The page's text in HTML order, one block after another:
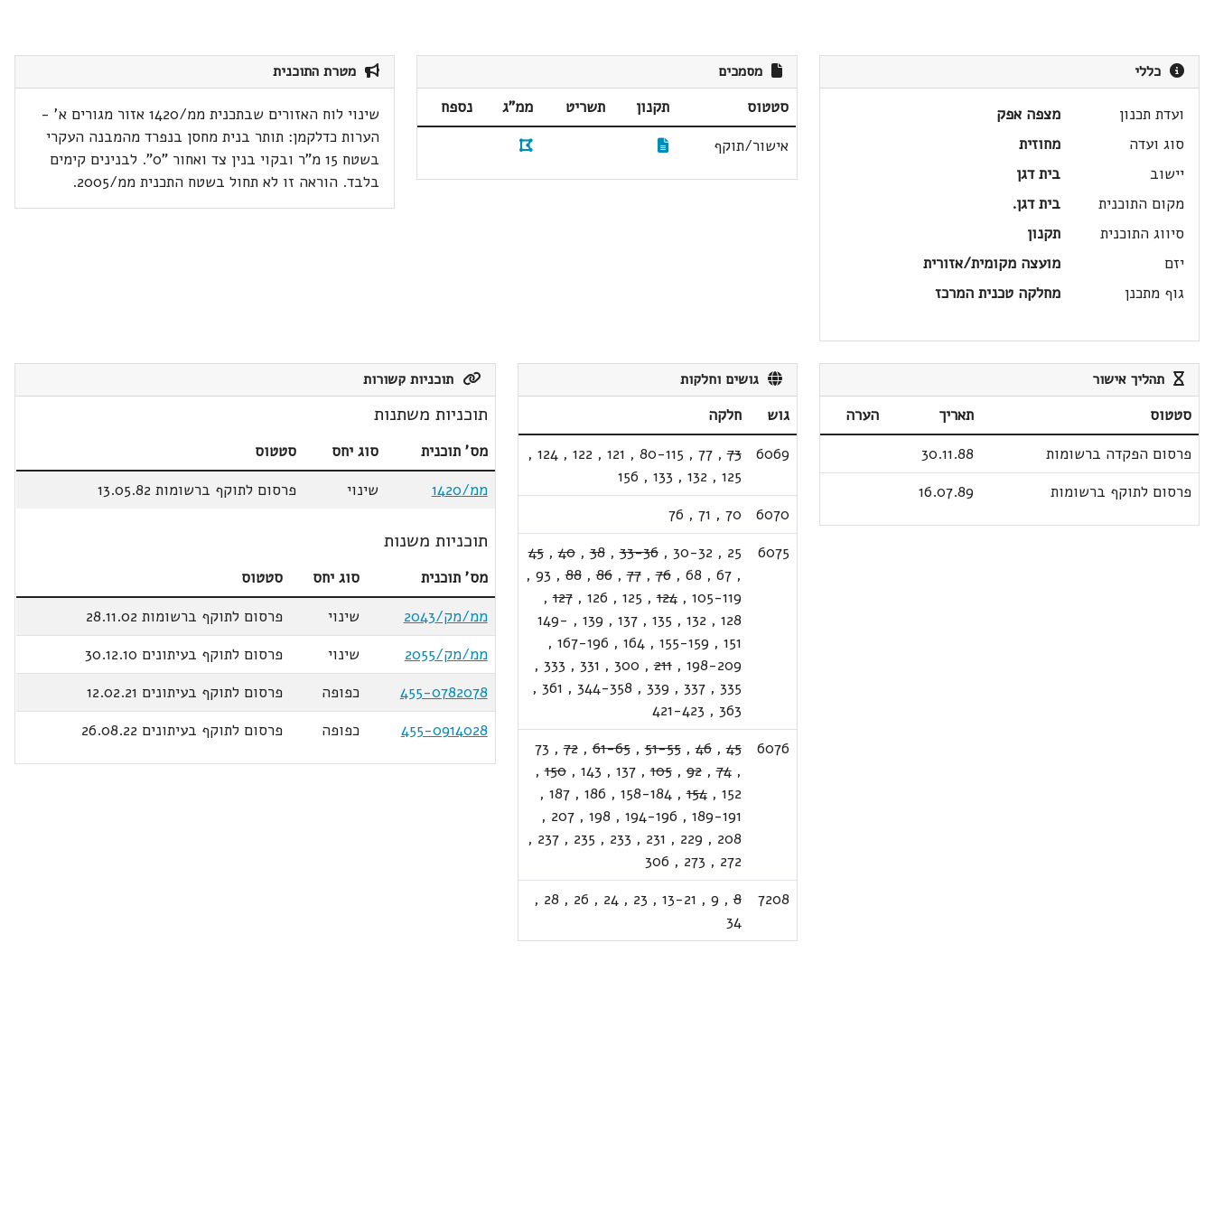
כללי
ועדת תכנון
מצפה אפק
סוג ועדה
מחוזית
יישוב
בית דגן
מקום התוכנית
בית דגן.
סיווג התוכנית
תקנון
יזם
מועצה מקומית/אזורית
גוף מתכנן
מחלקה טכנית המרכז
מסמכים
סטטוס תקנון תשריט ממ"ג
נספח
אישור/תוקף
מטרת התוכנית
שינוי לוח האזורים שבתכנית ממ/1420 אזור מגורים א' -
הערות כדלקמן: תותר בנית מחסן בנפרד מהמבנה העקרי
בשטח 15 מ"ר ובקוי בנין צד ואחור "0". לבנינים קימים
בלבד. הוראה זו לא תחול בשטח התכנית ממ/2005.
תהליך אישור
סטטוס תאריך
הערה
פרסום הפקדה ברשומות
30.11.88
פרסום לתוקף ברשומות
16.07.89
גושים וחלקות
גוש
חלקה
6069
73
,
77
,
80-115
,
121
,
122
,
124
,
125
,
132
,
133
,
156
6070
70
,
71
,
76
6075
25
,
30-32
,
33-36
,
38
,
40
,
45
,
67
,
68
,
76
,
77
,
86
,
88
,
93
,
105-119
,
124
,
125
,
126
,
127
,
128
,
132
,
135
,
137
,
139
,
149-
151
,
155-159
,
164
,
167-196
,
198-209
,
211
,
300
,
331
,
333
,
335
,
337
,
339
,
344-358
,
361
,
363
,
421-423
6076
45
,
46
,
51-55
,
61-65
,
72
,
73
,
74
,
92
,
105
,
137
,
143
,
150
,
152
,
154
,
158-184
,
186
,
187
,
189-191
,
194-196
,
198
,
207
,
208
,
229
,
231
,
233
,
235
,
237
,
272
,
273
,
306
7208
8
,
9
,
13-21
,
23
,
24
,
26
,
28
,
34
תוכניות קשורות
תוכניות משתנות
מס' תוכנית סוג יחס
סטטוס
ממ/1420
שינוי פרסום לתוקף ברשומות 13.05.82
תוכניות משנות
מס' תוכנית סוג יחס
סטטוס
ממ/מק/2043
שינוי
פרסום לתוקף ברשומות 28.11.02
ממ/מק/2055
שינוי
פרסום לתוקף בעיתונים 30.12.10
455-0782078
כפופה
פרסום לתוקף בעיתונים 12.02.21
455-0914028
כפופה פרסום לתוקף בעיתונים 26.08.22